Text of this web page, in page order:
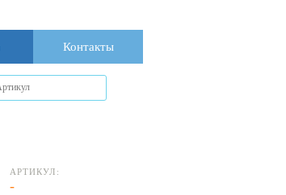
Контакты
АРТИКУЛ:
-